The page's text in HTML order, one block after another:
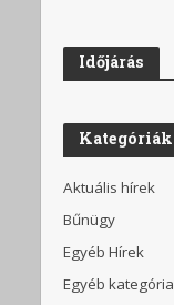
Időjárás
Kategóriák
Aktuális hírek
Bűnügy
Egyéb Hírek
Egyéb kategória